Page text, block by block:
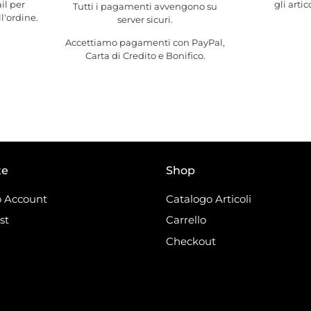
per
Tutti i pagamenti avvengono su
server sicuri.
Accettiamo pagamenti con PayPal,
Carta di Credito e Bonifico.
gli
Account
Shop
Catalogo Articoli
Carrello
Checkout